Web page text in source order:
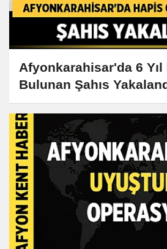
Afyonkarahisar'da 6 Yıl
Bulunan Şahıs